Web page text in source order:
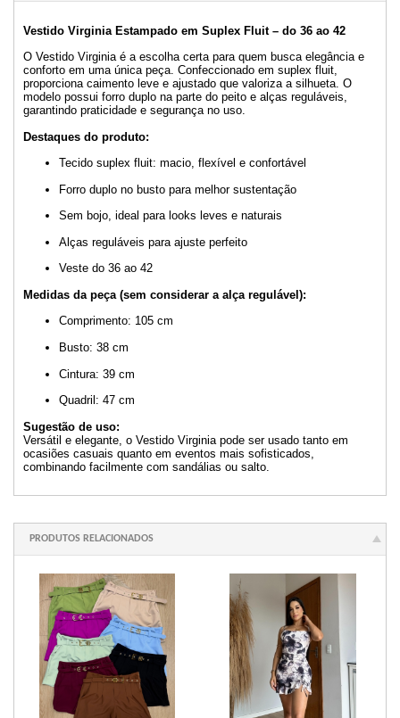
Vestido Virginia Estampado em Suplex Fluit – do 36 ao 42
O Vestido Virginia é a escolha certa para quem busca elegância e
conforto em uma única peça. Confeccionado em suplex fluit,
proporciona caimento leve e ajustado que valoriza a silhueta. O
modelo possui forro duplo na parte do peito e alças reguláveis,
garantindo praticidade e segurança no uso.
Destaques do produto:
Tecido suplex fluit: macio, flexível e confortável
Forro duplo no busto para melhor sustentação
Sem bojo, ideal para looks leves e naturais
Alças reguláveis para ajuste perfeito
Veste do 36 ao 42
Medidas da peça (sem considerar a alça regulável):
Comprimento: 105 cm
Busto: 38 cm
Cintura: 39 cm
Quadril: 47 cm
Sugestão de uso:
Versátil e elegante, o Vestido Virginia pode ser usado tanto em
ocasiões casuais quanto em eventos mais sofisticados,
combinando facilmente com sandálias ou salto.
PRODUTOS RELACIONADOS